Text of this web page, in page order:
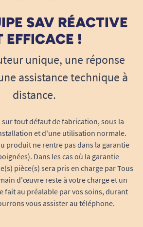
SAV RÉACTIVE
EFFICACE !
unique, une réponse
assistance technique à
distance.
sur tout défaut de fabrication, sous la
et d'une utilisation normale.
produit ne rentre pas dans la garantie
Dans les cas où la garantie
pièce(s) sera pris en charge par Tous
d'œuvre reste à votre charge et un
fait au préalable par vos soins, durant
vous assister au téléphone.